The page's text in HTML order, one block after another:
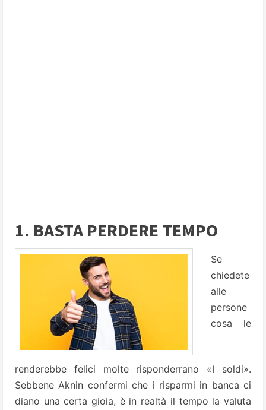
1. BASTA PERDERE TEMPO
Se
chiedete
alle
persone
cosa le
renderebbe felici molte risponderrano «I soldi».
Sebbene Aknin confermi che i risparmi in banca ci
diano una certa gioia, è in realtà il tempo la valuta